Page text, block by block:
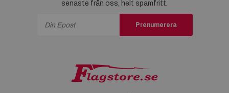
senaste från oss, helt spamfritt.
Prenumerera